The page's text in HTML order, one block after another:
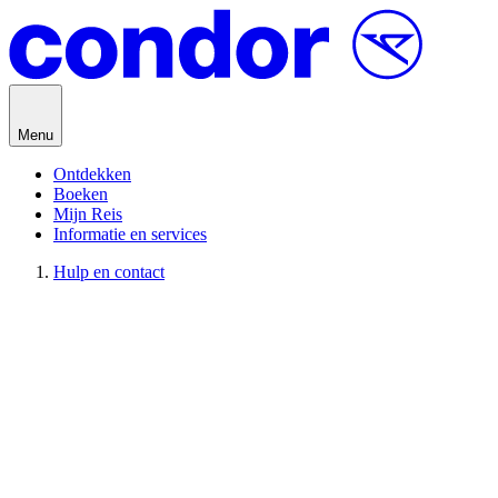
Menu
Ontdekken
Boeken
Mijn Reis
Informatie en services
Hulp en contact